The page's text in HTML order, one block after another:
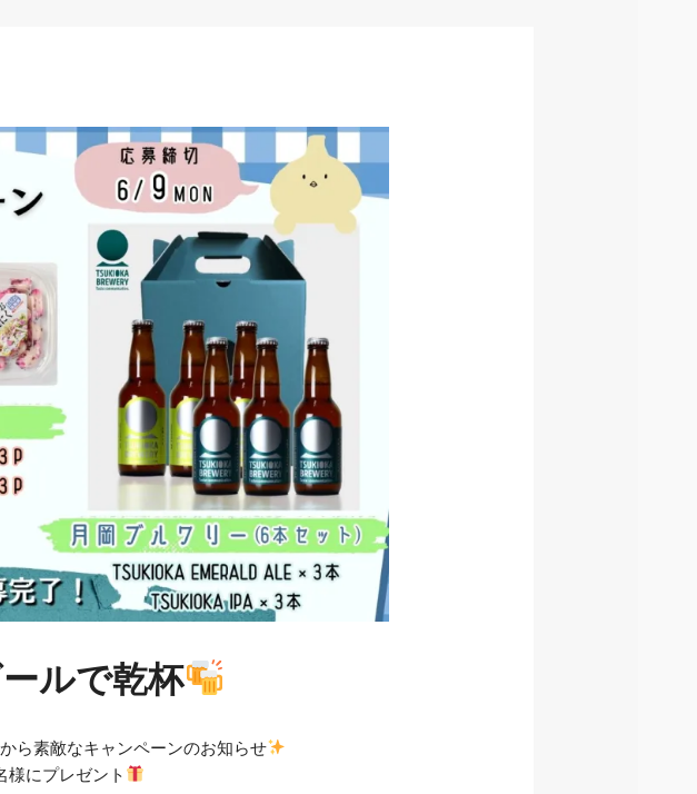
ルで乾杯
ら素敵なキャンペーンのお知らせ
様にプレゼント